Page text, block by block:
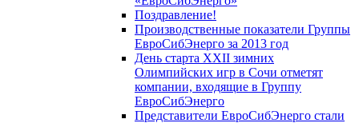
Поздравление!
Производственные показатели Группы
ЕвроСибЭнерго за 2013 год
День старта XXII зимних
Олимпийских игр в Сочи отметят
компании, входящие в Группу
ЕвроСибЭнерго
Представители ЕвроСибЭнерго стали